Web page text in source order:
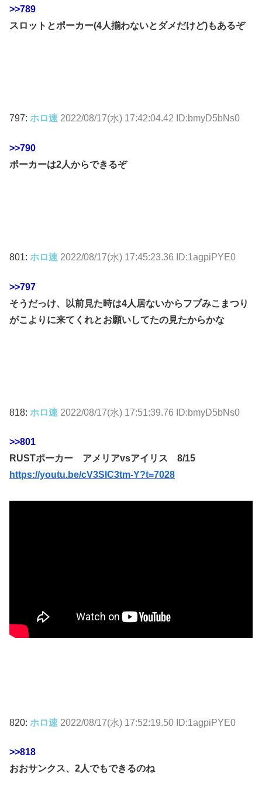
>>789
スロットとポーカー(4人揃わないとダメだけど)もあるぞ
797: ホロ速 2022/08/17(水) 17:42:04.42 ID:bmyD5bNs0
>>790
ポーカーは2人からできるぞ
801: ホロ速 2022/08/17(水) 17:45:23.36 ID:1agpiPYE0
>>797
そうだっけ、以前見た時は4人居ないからフブみこまつり
がこよりに来てくれとお願いしてたの見たからかな
818: ホロ速 2022/08/17(水) 17:51:39.76 ID:bmyD5bNs0
>>801
RUSTポーカー アメリアvsアイリス 8/15
https://youtu.be/cV3SlC3tm-Y?t=7028
820: ホロ速 2022/08/17(水) 17:52:19.50 ID:1agpiPYE0
>>818
おおサンクス、2人でもできるのね